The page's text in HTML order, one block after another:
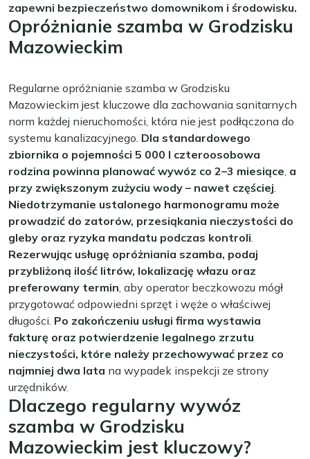
zapewni bezpieczeństwo domownikom i środowisku.
Opróżnianie szamba w Grodzisku
Mazowieckim
Regularne opróżnianie szamba w Grodzisku
Mazowieckim jest kluczowe dla zachowania sanitarnych
norm każdej nieruchomości, która nie jest podłączona do
systemu kanalizacyjnego. Dla standardowego
zbiornika o pojemności 5 000 l czteroosobowa
rodzina powinna planować wywóz co 2–3 miesiące, a
przy zwiększonym zużyciu wody – nawet częściej.
Niedotrzymanie ustalonego harmonogramu może
prowadzić do zatorów, przesiąkania nieczystości do
gleby oraz ryzyka mandatu podczas kontroli.
Rezerwując usługę opróżniania szamba, podaj
przybliżoną ilość litrów, lokalizację włazu oraz
preferowany termin, aby operator beczkowozu mógł
przygotować odpowiedni sprzęt i węże o właściwej
długości. Po zakończeniu usługi firma wystawia
fakturę oraz potwierdzenie legalnego zrzutu
nieczystości, które należy przechowywać przez co
najmniej dwa lata na wypadek inspekcji ze strony
urzędników.
Dlaczego regularny wywóz
szamba w Grodzisku
Mazowieckim jest kluczowy?